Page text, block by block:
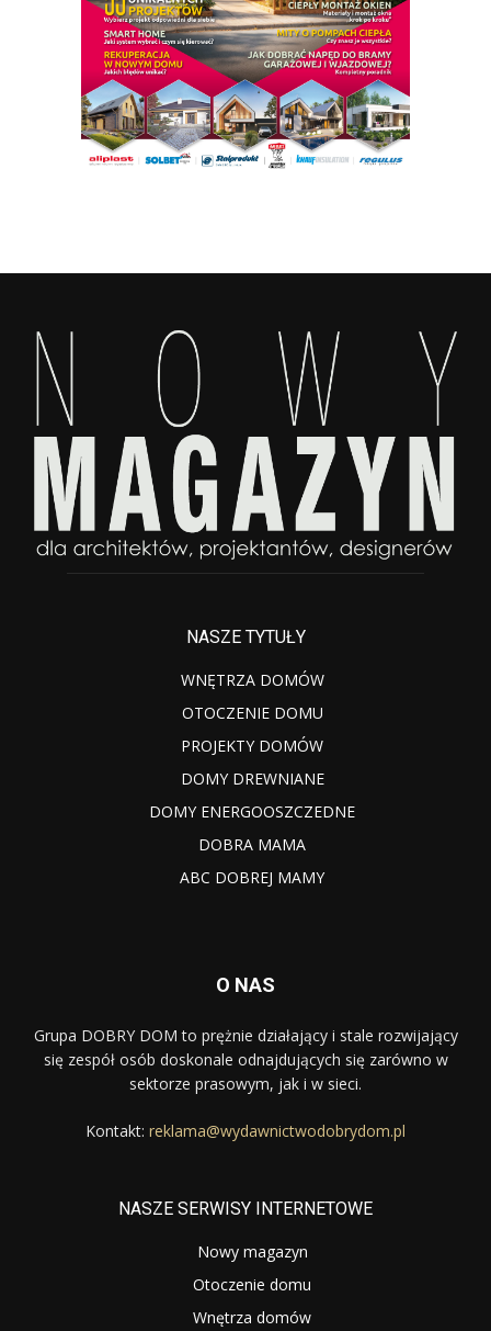
NASZE TYTUŁY
WNĘTRZA DOMÓW
OTOCZENIE DOMU
PROJEKTY DOMÓW
DOMY DREWNIANE
DOMY ENERGOOSZCZEDNE
DOBRA MAMA
ABC DOBREJ MAMY
O NAS
Grupa DOBRY DOM to prężnie działający i stale rozwijający
się zespół osób doskonale odnajdujących się zarówno w
sektorze prasowym, jak i w sieci.
Kontakt: reklama@wydawnictwodobrydom.pl
NASZE SERWISY INTERNETOWE
Nowy magazyn
Otoczenie domu
Wnętrza domów